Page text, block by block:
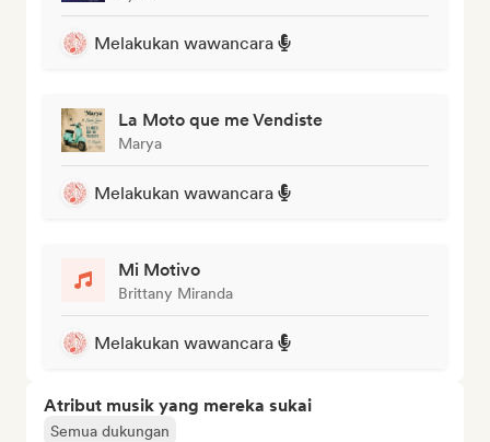
Melakukan wawancara
La Moto que me Vendiste
Marya
Melakukan wawancara
Mi Motivo
Brittany Miranda
Melakukan wawancara
Atribut musik yang mereka sukai
Semua dukungan